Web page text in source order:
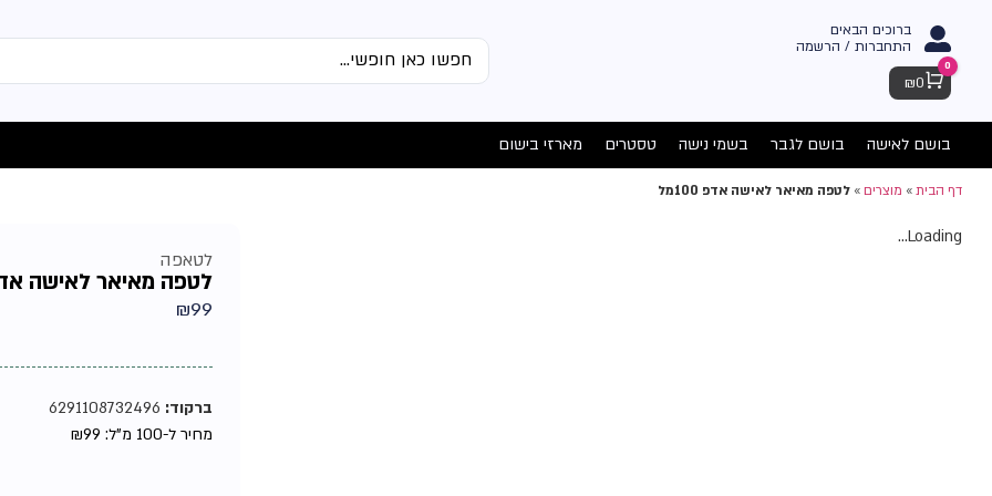
ברוכים הבאים
התחברות / הרשמה
Cart
0
₪0
בושם לאישה בושם לגבר בשמי נישה טסטרים מארזי בישום
דף הבית» מוצרים» לטפה מאיאר לאישה אדפ 100מל
Loading...
לטאפה
לטפה מאיאר לאישה אדפ
₪99
ברקוד:
מחיר ל-100 מ"ל:
₪99